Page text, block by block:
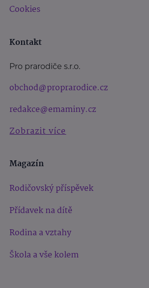
Cookies
Kontakt
Pro prarodiče s.r.o.
obchod@proprarodice.cz
redakce@emaminy.cz
Zobrazit více
Magazín
Rodičovský příspěvek
Přídavek na dítě
Rodina a vztahy
Škola a vše kolem